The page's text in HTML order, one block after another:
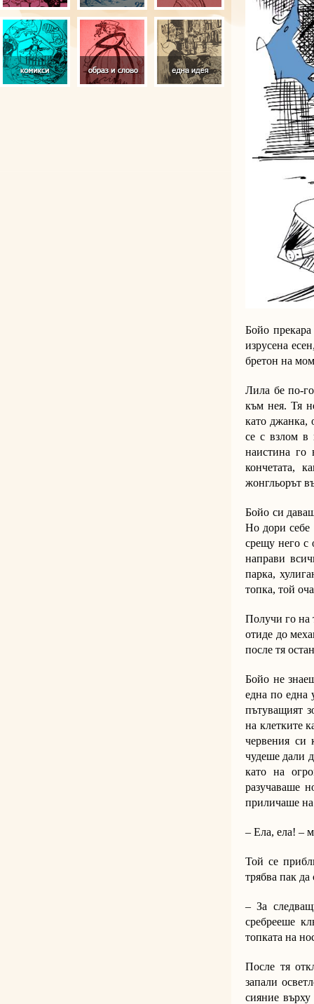
Бойо
изрусена
бретон на
Лила бе по-
към нея. Тя
като джанка,
се с взлом в
наистина го
кончетата,
жонгльорът
Бойо си
Но дори себе
срещу него с
направи
парка,
топка, той
Получи го на
отиде до
после тя
Бойо не
една по една
пътуващият
на клетките
червения си
чудеше дали
като на
разучаваше
приличаше на
– Ела, ела! –
Той се
трябва пак
– За
сребрееше
топката на
После тя
запали
сияние